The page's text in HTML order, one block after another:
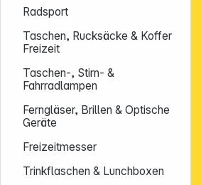
Radsport
Taschen, Rucksäcke & Koffer
Freizeit
Taschen-, Stirn- &
Fahrradlampen
Ferngläser, Brillen & Optische
Geräte
Freizeitmesser
Trinkflaschen & Lunchboxen